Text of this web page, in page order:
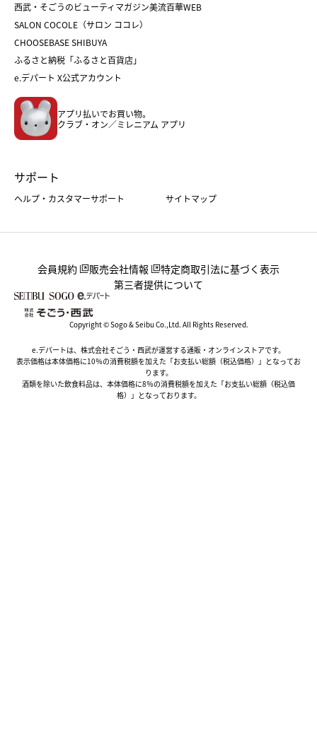
ホワイトデー
バレンタイン
ホワイトデー
おせち
フード
ホーム・キッチン＆アート
西武・そごうのビューティマガジン美流百華WEB
SALON COCOLE（サロン ココレ）
CHOOSEBASE SHIBUYA
ふるさと納税「ふるさと百貨店」
e.デパート X公式アカウント
アプリ払いでお買い物。
クラブ・オン／ミレニアム アプリ
サポート
ヘルプ・カスタマーサポート サイトマップ
会員規約 販売会社情報
特定商取引法に基づく表示
第三者提供について
Copyright © Sogo & Seibu Co.,Ltd. All Rights Reserved.
e.デパートは、株式会社そごう・西武が運営する通販・オンラインストアです。
表示価格は本体価格に10％の消費税額を加えた「お支払い総額（税込価格）」となってお
ります。
酒類を除いた飲食料品は、本体価格に8％の消費税額を加えた「お支払い総額（税込価
格）」となっております。